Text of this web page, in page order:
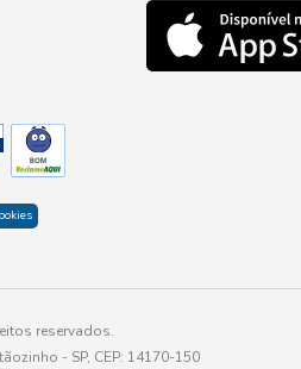
reservados.
- SP, CEP: 14170-150